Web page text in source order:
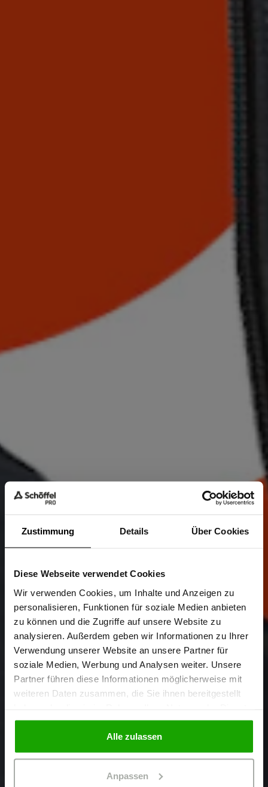
Zustimmung Details Über Cookies
Diese Webseite verwendet Cookies
Wir verwenden Cookies, um Inhalte und Anzeigen zu
personalisieren, Funktionen für soziale Medien anbieten
zu können und die Zugriffe auf unsere Website zu
analysieren. Außerdem geben wir Informationen zu Ihrer
Verwendung unserer Website an unsere Partner für
soziale Medien, Werbung und Analysen weiter. Unsere
Partner führen diese Informationen möglicherweise mit
weiteren Daten zusammen, die Sie ihnen bereitgestellt
gesammelt haben.
Alle zulassen
Anpassen
Sind Sie
Gewerbetreibender?
Ich bestätige, dass ich Gewerbetreibender bin. Alle
Preise werden netto ausgewiesen.